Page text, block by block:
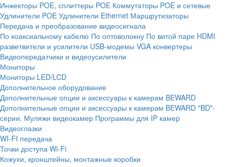
Инжекторы POE, сплиттеры POE Коммутаторы POE и сетевые
Удлинители POE Удлинители Ethernet Маршрутизаторы
Передача и преобразование видеосигнала
По коаксиальному кабелю По оптоволокну По витой паре HDMI
разветвители и усилители USB-модемы VGA конвертеры
Видеопередатчики и видеоусилители
Мониторы
Мониторы LED/LCD
Дополнительное оборудование
Дополнительные опции и аксессуары к камерам BEWARD
Дополнительные опции и аксессуары к камерам BEWARD "BD"-
серии. Муляжи видеокамер Программы для IP камер
Видеоглазки
WI-FI передача
Точки доступа Wi-Fi
Кожухи, кронштейны, монтажные коробки